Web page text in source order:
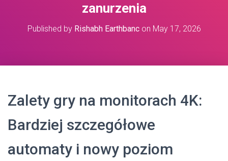
zanurzenia
Published by Rishabh Earthbancon May 17, 2026
Zalety gry na monitorach 4K:
Bardziej szczegółowe
automaty i nowy poziom